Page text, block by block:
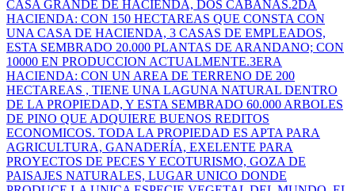
CASA GRANDE DE HACIENDA, DOS CABANAS.2DA
HACIENDA: CON 150 HECTAREAS QUE CONSTA CON
UNA CASA DE HACIENDA, 3 CASAS DE EMPLEADOS,
ESTA SEMBRADO 20.000 PLANTAS DE ARANDANO; CON
10000 EN PRODUCCION ACTUALMENTE.3ERA
HACIENDA: CON UN AREA DE TERRENO DE 200
HECTAREAS , TIENE UNA LAGUNA NATURAL DENTRO
DE LA PROPIEDAD, Y ESTA SEMBRADO 60.000 ARBOLES
DE PINO QUE ADQUIERE BUENOS REDITOS
ECONOMICOS. TODA LA PROPIEDAD ES APTA PARA
AGRICULTURA, GANADERÍA, EXELENTE PARA
PROYECTOS DE PECES Y ECOTURISMO, GOZA DE
PAISAJES NATURALES, LUGAR UNICO DONDE